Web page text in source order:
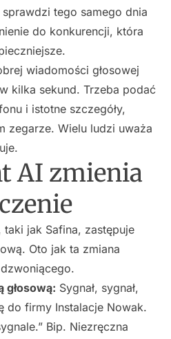
tego samego dnia
do konkurencji, która
wiadomości głosowej
kilka sekund. Trzeba podać
i istotne szczegóły,
zegarze. Wielu ludzi uważa
AI zmienia
jak Safina, zastępuje
Oto jak ta zmiana
głosową: Sygnał, sygnał,
do firmy Instalacje Nowak.
Bip. Niezręczna